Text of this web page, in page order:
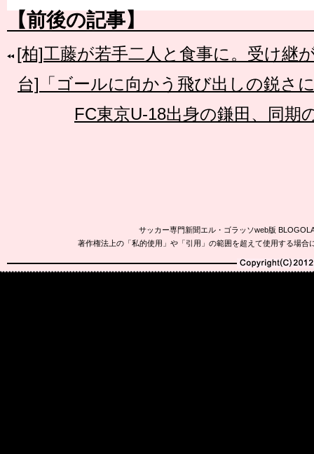
【前後の記事】
[柏]工藤が若手二人と食事に。受け継
台]「ゴールに向かう飛び出しの鋭さ
FC東京U-18出身の鎌田、同期
サッカー専門新聞エル・ゴラッソweb版
著作権法上の「私的使用」や「引用」の範囲を超えて使用する場
Copyright(C)2010-